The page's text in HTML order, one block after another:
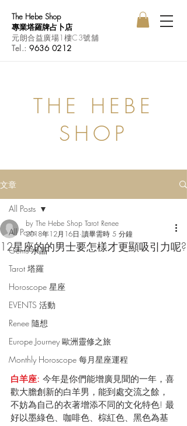
The Hebe Shop
專業塔羅牌占卜店
元朗合益廣場1樓C3號舖
Tel.:9636 0212
THE HEBE
SHOP
文章
All Posts
Gems 水晶
Tarot 塔羅
Horoscope 星座
EVENTS 活動
Renee 隨想
Europe Journey 歐洲靈修之旅
Monthly Horoscope 每月星座運程
All Posts
12星座的的男士要怎樣才更顯吸引力呢?
by The Hebe Shop Tarot Renee
2018年12月16日 讀畢需時 5 分鐘
白羊座: 今年是你們能增廣見聞的一年，喜
歡大膽創新的白羊男，能到處交流之餘，
不妨為自己的衣著增添不同的文化特色! 最
好以墨綠色、咖啡色、棕紅色、黑色為基